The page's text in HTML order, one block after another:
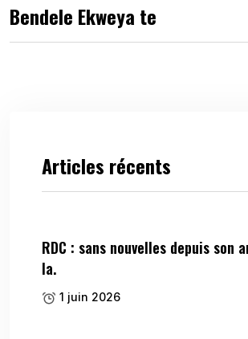
Bendele Ekweya te
Articles récents
RDC : sans nouvelles depuis son
la.
1 juin 2026